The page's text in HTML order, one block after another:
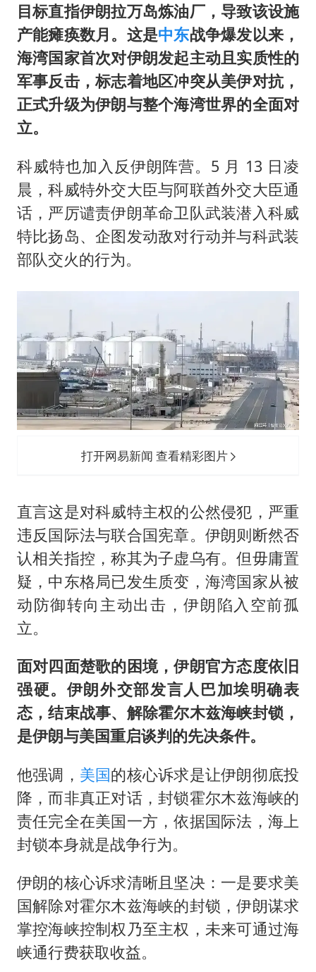
目标直指伊朗拉万岛炼油厂，导致该设施
产能瘫痪数月。这是中东战争爆发以来，
海湾国家首次对伊朗发起主动且实质性的
军事反击，标志着地区冲突从美伊对抗，
正式升级为伊朗与整个海湾世界的全面对
立。
科威特也加入反伊朗阵营。5 月 13 日凌
晨，科威特外交大臣与阿联酋外交大臣通
话，严厉谴责伊朗革命卫队武装潜入科威
特比扬岛、企图发动敌对行动并与科武装
部队交火的行为。
打开网易新闻 查看精彩图片
直言这是对科威特主权的公然侵犯，严重
违反国际法与联合国宪章。伊朗则断然否
认相关指控，称其为子虚乌有。但毋庸置
疑，中东格局已发生质变，海湾国家从被
动防御转向主动出击，伊朗陷入空前孤
立。
面对四面楚歌的困境，伊朗官方态度依旧
强硬。伊朗外交部发言人巴加埃明确表
态，结束战事、解除霍尔木兹海峡封锁，
是伊朗与美国重启谈判的先决条件。
他强调， 美国的核心诉求是让伊朗彻底投
降，而非真正对话，封锁霍尔木兹海峡的
责任完全在美国一方，依据国际法，海上
封锁本身就是战争行为。
伊朗的核心诉求清晰且坚决：一是要求美
国解除对霍尔木兹海峡的封锁，伊朗谋求
掌控海峡控制权乃至主权，未来可通过海
峡通行费获取收益。